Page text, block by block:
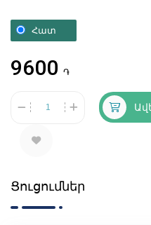
Հատ
9600 ֏
Ցուցումներ